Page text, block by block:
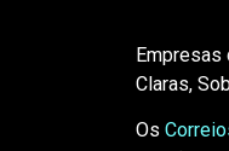
Empresas
Claras,
Os